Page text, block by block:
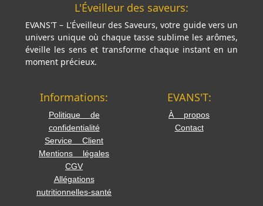
L'Éveilleur des saveurs:
EVANS'T – L'Éveilleur des Saveurs, votre guide vers un
univers unique où chaque tasse sublime les arômes,
éveille les sens et transforme chaque instant en un
moment précieux.
Informations:
Politique de
confidentialité
Service Client
Mentions légales
CGV
Allégations
nutritionnelles-santé
EVANS'T:
À propos
Contact